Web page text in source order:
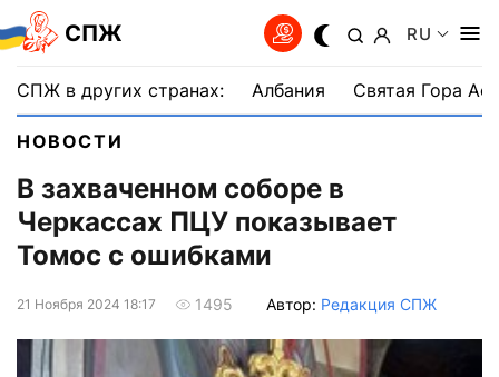
СПЖ RU
СПЖ в других странах: Албания Святая Гора
НОВОСТИ
В захваченном соборе в
Черкассах ПЦУ показывает
Томос с ошибками
21 Ноября 2024 18:17 1495 Автор: Редакция СПЖ